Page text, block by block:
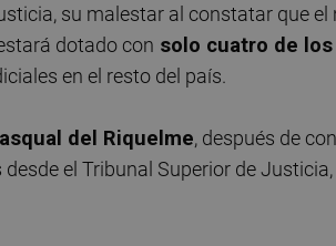
su malestar al constatar que el
dotado con solo cuatro de
en el resto del país.
del Riquelme, después de
el Tribunal Superior de